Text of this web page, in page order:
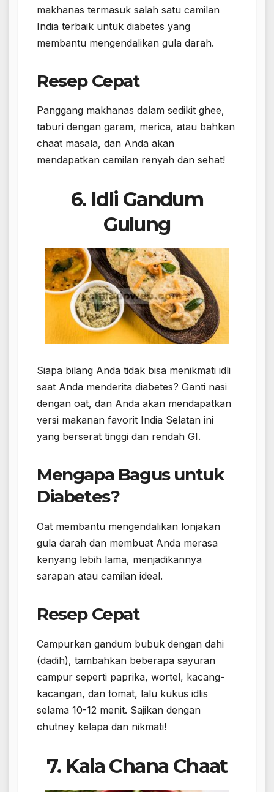
makhanas termasuk salah satu camilan
India terbaik untuk diabetes yang
membantu mengendalikan gula darah.
Resep Cepat
Panggang makhanas dalam sedikit ghee,
taburi dengan garam, merica, atau bahkan
chaat masala, dan Anda akan
mendapatkan camilan renyah dan sehat!
6. Idli Gandum
Gulung
Siapa bilang Anda tidak bisa menikmati idli
saat Anda menderita diabetes? Ganti nasi
dengan oat, dan Anda akan mendapatkan
versi makanan favorit India Selatan ini
yang berserat tinggi dan rendah GI.
Mengapa Bagus untuk
Diabetes?
Oat membantu mengendalikan lonjakan
gula darah dan membuat Anda merasa
kenyang lebih lama, menjadikannya
sarapan atau camilan ideal.
Resep Cepat
Campurkan gandum bubuk dengan dahi
(dadih), tambahkan beberapa sayuran
campur seperti paprika, wortel, kacang-
kacangan, dan tomat, lalu kukus idlis
selama 10-12 menit. Sajikan dengan
chutney kelapa dan nikmati!
7. Kala Chana Chaat